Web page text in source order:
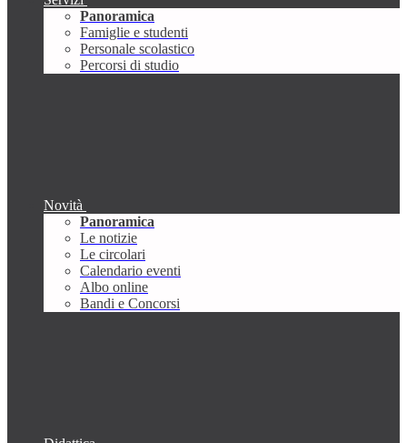
Panoramica
Famiglie e studenti
Personale scolastico
Percorsi di studio
Novità
Panoramica
Le notizie
Le circolari
Calendario eventi
Albo online
Bandi e Concorsi